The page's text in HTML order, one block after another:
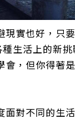
現實也好，只
生活上的新
會，但你得著
面對不同的生